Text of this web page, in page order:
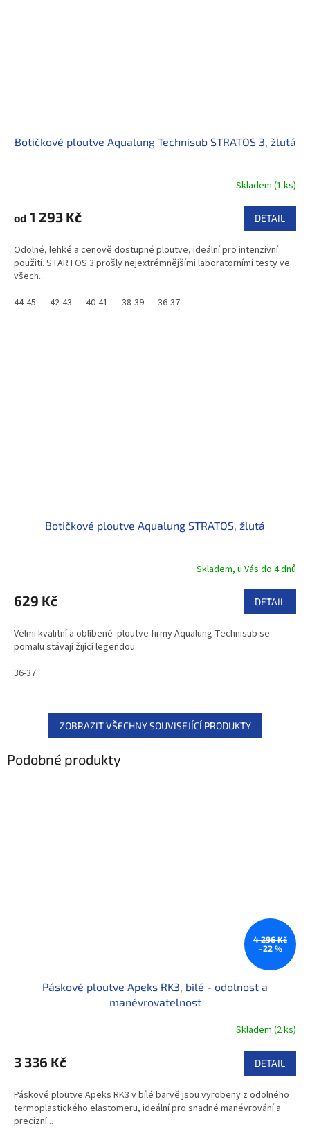
Botičkové ploutve Aqualung Technisub STRATOS 3, žlutá
Skladem (1 ks)
od 1 293 Kč DETAIL
Odolné, lehké a cenově dostupné ploutve, ideální pro intenzivní
použití. STARTOS 3 prošly nejextrémnějšími laboratorními testy ve
všech...
44-45
42-43 40-41 38-39 36-37
Botičkové ploutve Aqualung STRATOS, žlutá
Skladem, u Vás do 4 dnů
629 Kč DETAIL
Velmi kvalitní a oblíbené ploutve firmy Aqualung Technisub se
pomalu stávají žijící legendou.
36-37
ZOBRAZIT VŠECHNY SOUVISEJÍCÍ PRODUKTY
Podobné produkty
4 296 Kč
–22 %
Páskové ploutve Apeks RK3, bílé - odolnost a
manévrovatelnost
Skladem (2 ks)
3 336 Kč DETAIL
Páskové ploutve Apeks RK3 v bílé barvě jsou vyrobeny z odolného
termoplastického elastomeru, ideální pro snadné manévrování a
precizní...